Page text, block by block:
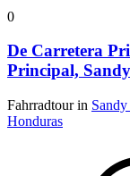
0
De Carretera
Principal,
Fahrradtour in
Honduras